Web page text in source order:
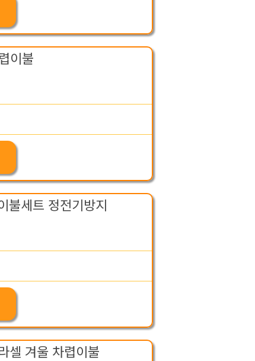
이불
불세트 정전기방지
셀 겨울 차렵이불